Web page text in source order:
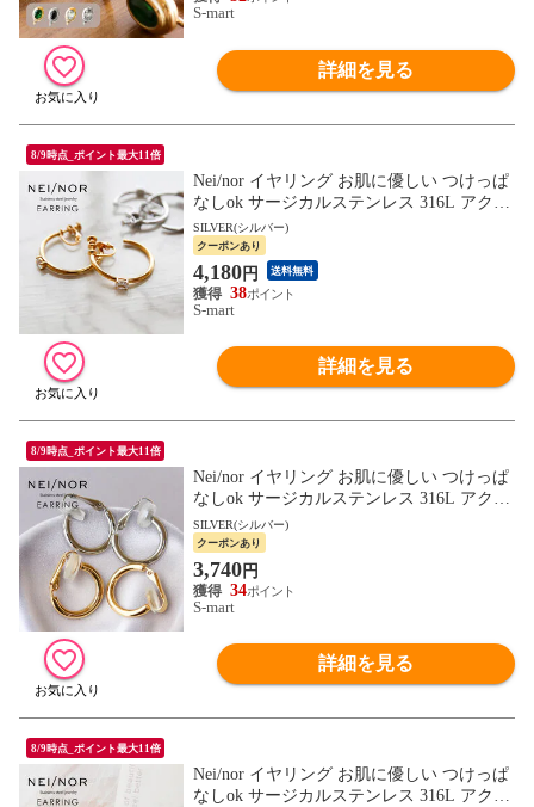
S-mart
詳細を見る
8/9時点_ポイント最大11倍
Nei/nor イヤリング お肌に優しい つけっぱ
なしok サージカルステンレス 316L アクセ
サリー 錆に強い 変色しにくい ネイナー N
nER-0024
SILVER(シルバー)
クーポンあり
4,180円 送料無料
38
S-mart
詳細を見る
8/9時点_ポイント最大11倍
Nei/nor イヤリング お肌に優しい つけっぱ
なしok サージカルステンレス 316L アクセ
サリー 錆に強い 変色しにくい ネイナー N
nER-0018
SILVER(シルバー)
クーポンあり
3,740円
34
S-mart
詳細を見る
8/9時点_ポイント最大11倍
Nei/nor イヤリング お肌に優しい つけっぱ
なしok サージカルステンレス 316L アクセ